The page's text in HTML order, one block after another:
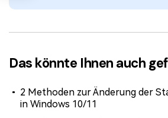
Das könnte Ihnen auch
2 Methoden zur Änderung der
in Windows 10/11